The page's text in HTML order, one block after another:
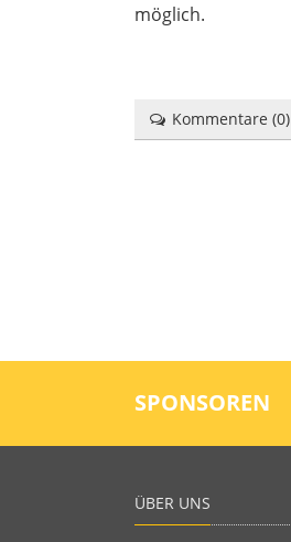
möglich.
Kommentare (0)
SPONSOREN
ÜBER UNS